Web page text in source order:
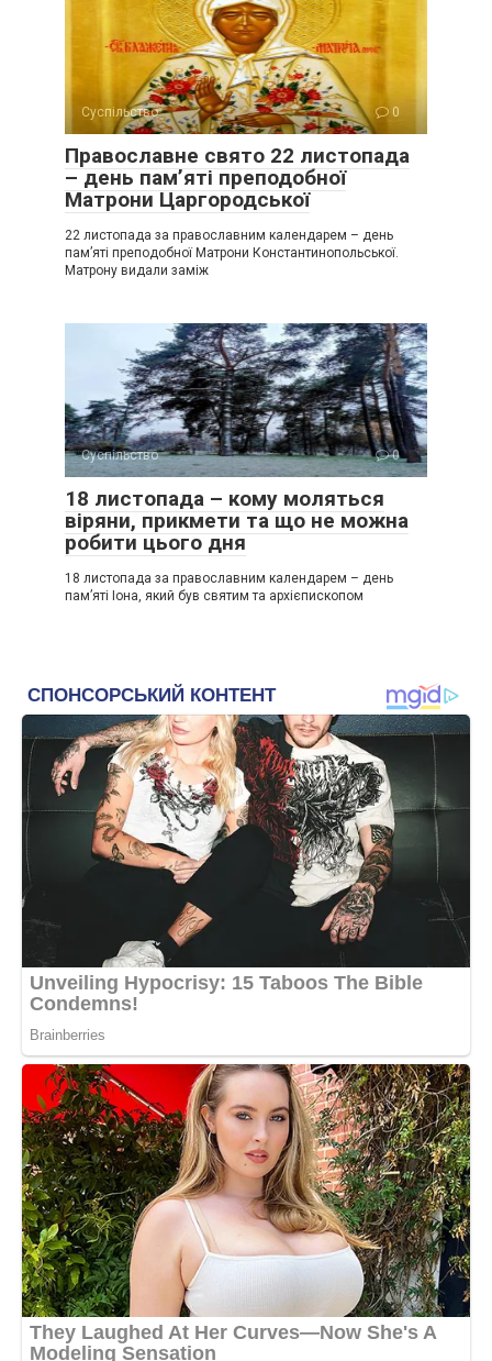
Суспільство 0
Православне свято 22 листопада
– день пам’яті преподобної
Матрони Царгородської
22 листопада за православним календарем – день
пам’яті преподобної Матрони Константинопольської.
Матрону видали заміж
Суспільство 0
18 листопада – кому моляться
віряни, прикмети та що не можна
робити цього дня
18 листопада за православним календарем – день
пам’яті Іона, який був святим та архієпископом